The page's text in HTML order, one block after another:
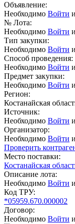
Объявление:
Необходимо Войти
№ Лота:
Необходимо Войти
Тип закупки:
Необходимо Войти
Способ проведения:
Необходимо Войти
Предмет закупки:
Необходимо Войти
Регион:
Костанайская
Источник:
Необходимо Войти
Организатор:
Необходимо Войти
Проверить
Место поставки:
Костанайская
Описание лота:
Необходимо Войти
Код ТРУ:
*05959.670.000002
Договор:
Необходимо Войти